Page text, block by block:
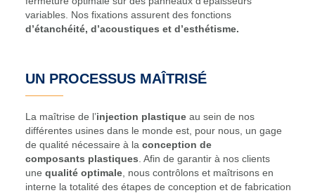
variables. Nos fixations assurent des fonctions
d’étanchéité, d’acoustiques et d’esthétisme.
UN PROCESSUS MAÎTRISÉ
La maîtrise de l’injection plastique au sein de nos
différentes usines dans le monde est, pour nous, un gage
de qualité nécessaire à la conception de
composants plastiques . Afin de garantir à nos clients
une qualité optimale , nous contrôlons et maîtrisons en
interne la totalité des étapes de conception et de fabrication